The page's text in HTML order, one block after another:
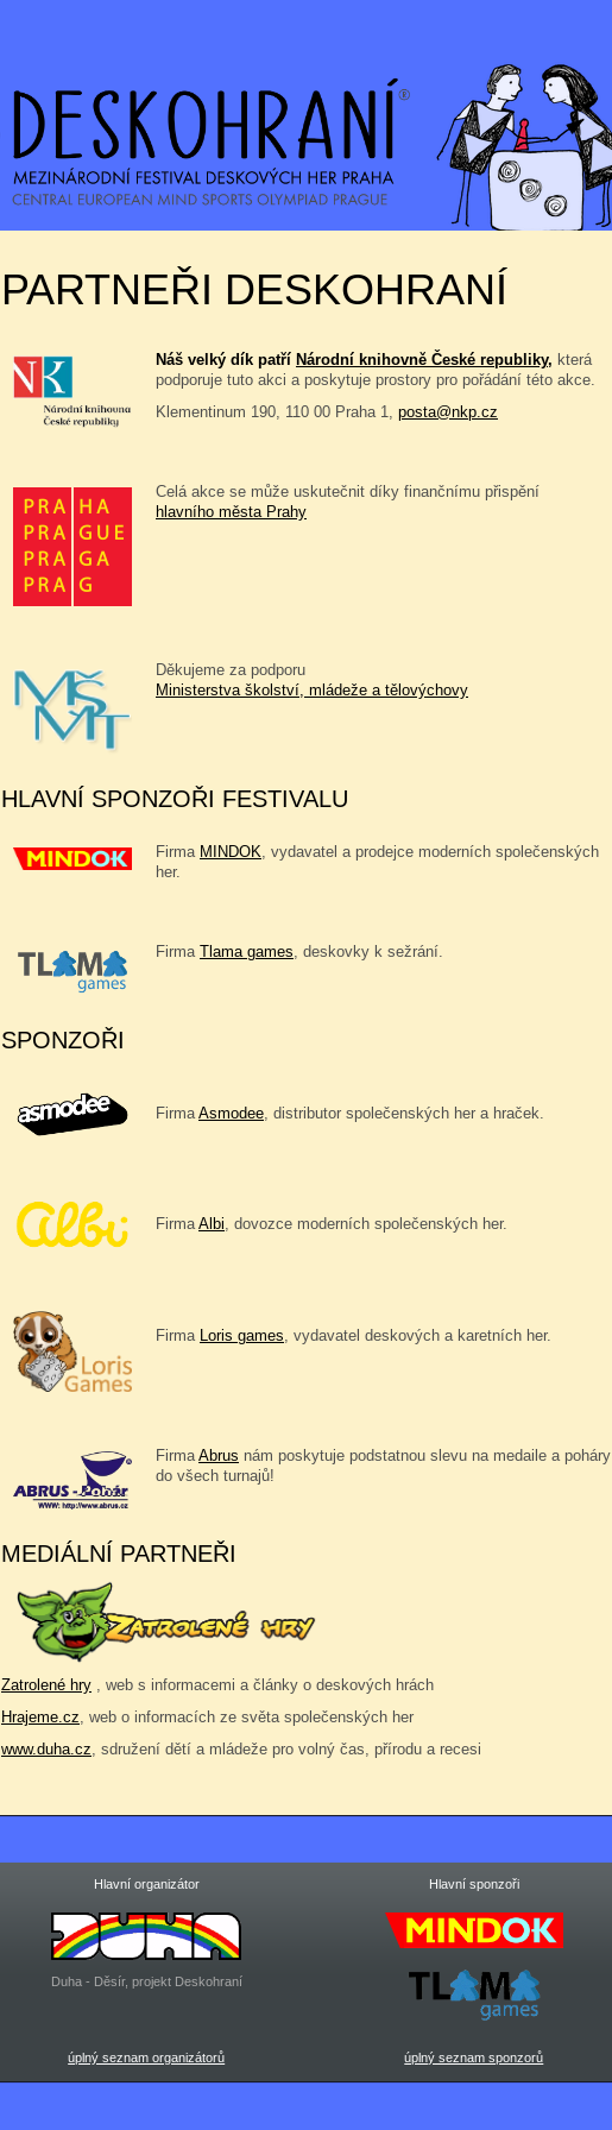
PARTNEŘI DESKOHRANÍ
Náš velký dík patří Národní knihovně České republiky, která
podporuje tuto akci a poskytuje prostory pro pořádání této akce.
Klementinum 190, 110 00 Praha 1, posta@nkp.cz
Celá akce se může uskutečnit díky finančnímu přispění
hlavního města Prahy
Děkujeme za podporu
Ministerstva školství, mládeže a tělovýchovy
HLAVNÍ SPONZOŘI FESTIVALU
Firma MINDOK , vydavatel a prodejce moderních společenských
her.
Firma Tlama games , deskovky k sežrání.
SPONZOŘI
Firma Asmodee , distributor společenských her a hraček.
FirmaAlbi, dovozce moderních společenských her.
Firma Loris games , vydavatel deskových a karetních her.
FirmaAbrus nám poskytuje podstatnou slevu na medaile a poháry
do všech turnajů!
MEDIÁLNÍ PARTNEŘI
Zatrolené hry , web s informacemi a články o deskových hrách
Hrajeme.cz, web o informacích ze světa společenských her
www.duha.cz, sdružení dětí a mládeže pro volný čas, přírodu a recesi
Hlavní organizátor Hlavní sponzoři
Duha - Děsír, projekt Deskohraní
úplný seznam organizátorů úplný seznam sponzorů